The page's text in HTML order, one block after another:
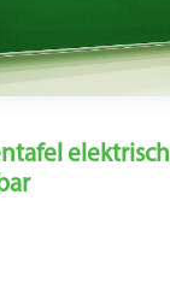
elektrisch